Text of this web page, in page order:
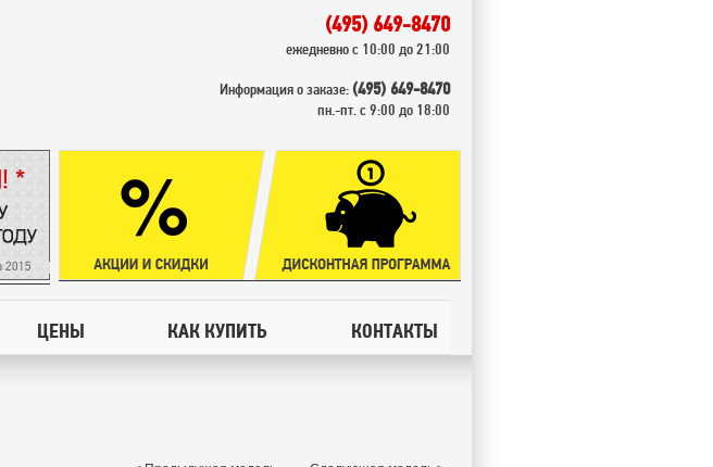
(495) 649-8470
ежедневно с 10:00 до 21:00
Информация о заказе:(495) 649-8470
пн.-пт. с 9:00 до 18:00
ЦЕНЫ КАК КУПИТЬ КОНТАКТЫ